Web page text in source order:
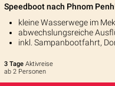
Speedboot nach Phnom
kleine Wasserwege im
abwechslungsreiche
inkl. Sampanbootfahrt,
3 Tage Aktivreise
ab 2 Personen